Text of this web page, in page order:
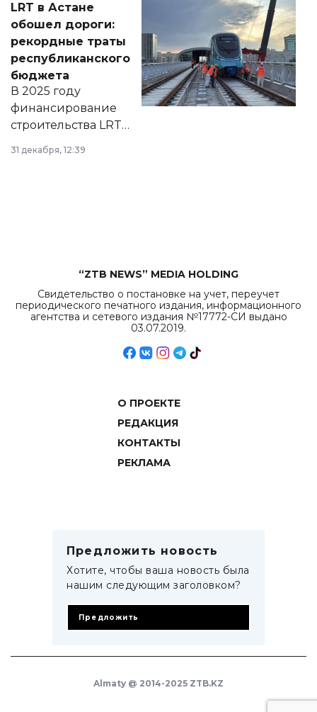
документ
появился в базе
нормативных
правовых актов и
на сайте маслихат
города.
LRT в Астане
обошел дороги:
рекордные траты
республиканского
бюджета
В 2025 году
финансирование
строительства LRT
в Астане из
республиканского
31 декабря, 12:39
“ZTB NEWS” MEDIA HOLDING
Свидетельство о постановке на учет, переучет
периодического печатного издания, информационного
агентства и сетевого издания №17772-СИ выдано
03.07.2019.
О ПРОЕКТЕ
РЕДАКЦИЯ
КОНТАКТЫ
РЕКЛАМА
Предложить новость
Хотите, чтобы ваша новость была
нашим следующим заголовком?
Предложить
Almaty @ 2014-2025 ZTB.KZ